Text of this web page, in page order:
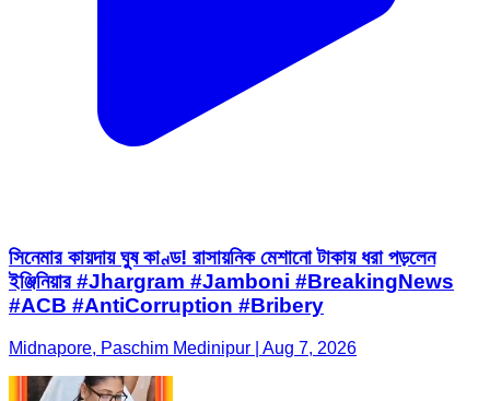
সিনেমার কায়দায় ঘুষ কাণ্ড! রাসায়নিক মেশানো টাকায় ধরা পড়লেন
ইঞ্জিনিয়ার #Jhargram #Jamboni #BreakingNews
#ACB #AntiCorruption #Bribery
Midnapore, Paschim Medinipur | Aug 7, 2026